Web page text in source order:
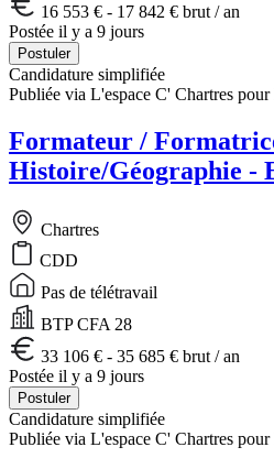
16 553 € - 17 842 € brut / an
Postée il y a 9 jours
Postuler
Candidature simplifiée
Publiée via L'espace C' Chartres
Formateur /
Histoire/Géographie -
Chartres
CDD
Pas de télétravail
BTP CFA 28
33 106 € - 35 685 € brut / an
Postée il y a 9 jours
Postuler
Candidature simplifiée
Publiée via L'espace C' Chartres